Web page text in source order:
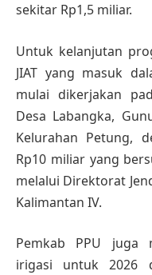
sekitar Rp1,5 miliar.
Untuk kelanjutan
JIAT yang masuk
mulai dikerjakan
Desa Labangka,
Kelurahan Petung,
Rp10 miliar yang
melalui Direktorat
Kalimantan IV.
Pemkab PPU juga
irigasi untuk 2026